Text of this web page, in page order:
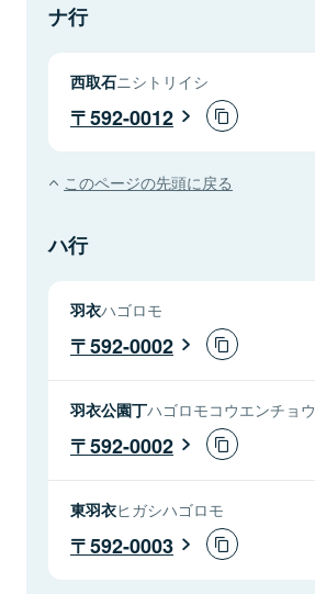
ナ行
西取石ニシトリイシ
592-0012
このページの先頭に戻る
ハ行
羽衣ハゴロモ
592-0002
羽衣公園丁ハゴロモコウエンチョウ
592-0002
東羽衣ヒガシハゴロモ
592-0003